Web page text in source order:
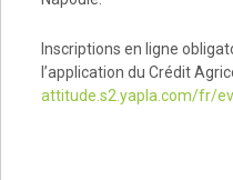
Inscriptions en ligne
l’application du Crédit
attitude.s2.yapla.com/fr/